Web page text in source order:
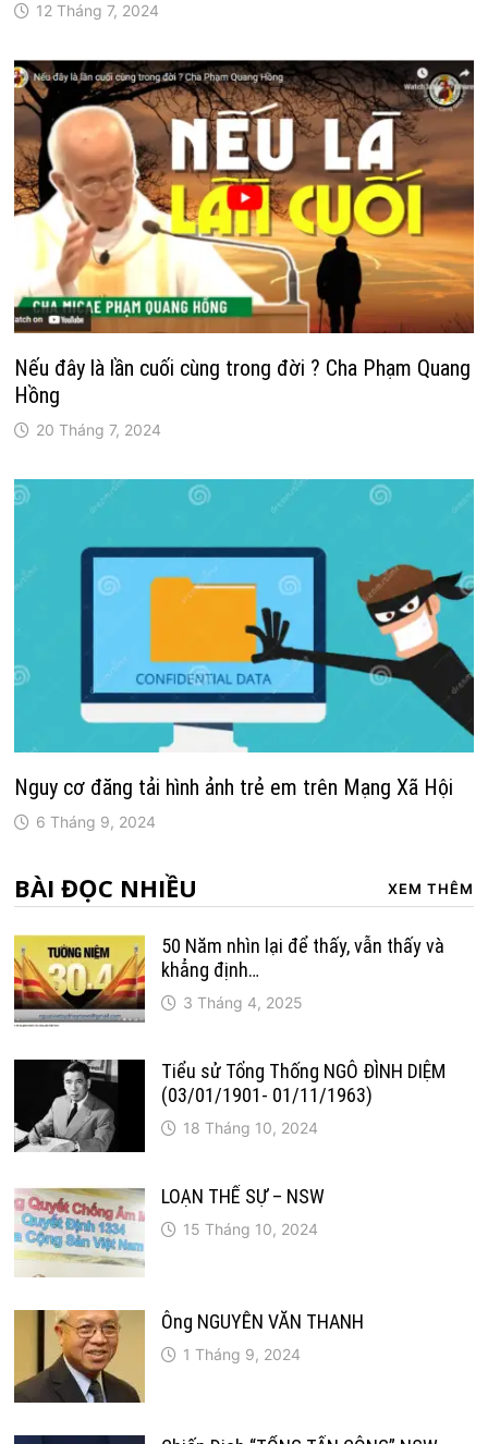
12 Tháng 7, 2024
Nếu đây là lần cuối cùng trong đời ? Cha Phạm Quang
Hồng
20 Tháng 7, 2024
Nguy cơ đăng tải hình ảnh trẻ em trên Mạng Xã Hội
6 Tháng 9, 2024
BÀI ĐỌC NHIỀU XEM THÊM
50 Năm nhìn lại để thấy, vẫn thấy và
khẳng định…
3 Tháng 4, 2025
Tiểu sử Tổng Thống NGÔ ĐÌNH DIỆM
(03/01/1901- 01/11/1963)
18 Tháng 10, 2024
LOẠN THẾ SỰ – NSW
15 Tháng 10, 2024
Ông NGUYỄN VĂN THANH
1 Tháng 9, 2024